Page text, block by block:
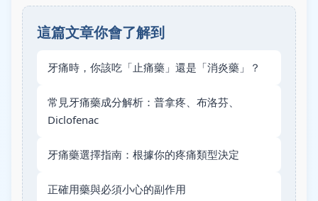
這篇文章你會了解到
牙痛時，你該吃「止痛藥」還是「消炎藥」？
常見牙痛藥成分解析：普拿疼、布洛芬、
Diclofenac
牙痛藥選擇指南：根據你的疼痛類型決定
正確用藥與必須小心的副作用